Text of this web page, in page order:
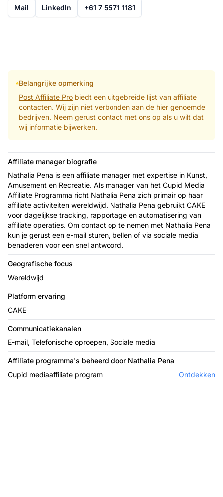
Mail LinkedIn +61 7 5571 1181
Belangrijke opmerking
Post Affiliate Probiedt een uitgebreide lijst van affiliate
contacten. Wij zijn niet verbonden aan de hier genoemde
bedrijven. Neem gerust contact met ons op als u wilt dat
wij informatie bijwerken.
Affiliate manager biografie
Nathalia Pena is een affiliate manager met expertise in Kunst,
Amusement en Recreatie. Als manager van het Cupid Media
Affiliate Programma richt Nathalia Pena zich primair op haar
affiliate activiteiten wereldwijd. Nathalia Pena gebruikt CAKE
voor dagelijkse tracking, rapportage en automatisering van
affiliate operaties. Om contact op te nemen met Nathalia Pena
kun je gerust een e-mail sturen, bellen of via sociale media
benaderen voor een snel antwoord.
Geografische focus
Wereldwijd
Platform ervaring
CAKE
Communicatiekanalen
E-mail, Telefonische oproepen, Sociale media
Affiliate programma's beheerd door Nathalia Pena
Cupid mediaaffiliate program Ontdekken